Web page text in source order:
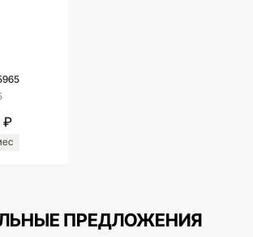
₽
ПРЕДЛОЖЕНИЯ